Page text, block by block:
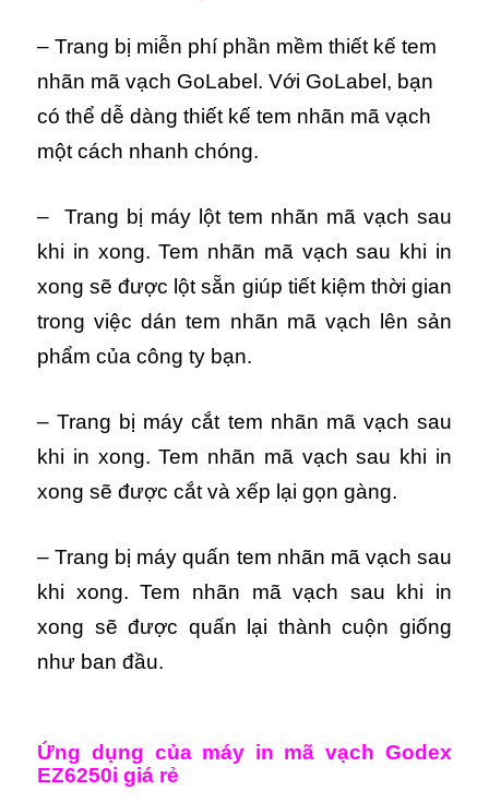
– Trang bị miễn phí phần mềm thiết kế tem
nhãn mã vạch GoLabel. Với GoLabel, bạn
có thể dễ dàng thiết kế tem nhãn mã vạch
một cách nhanh chóng.
– Trang bị máy lột tem nhãn mã vạch sau
khi in xong. Tem nhãn mã vạch sau khi in
xong sẽ được lột sẵn giúp tiết kiệm thời gian
trong việc dán tem nhãn mã vạch lên sản
phẩm của công ty bạn.
– Trang bị máy cắt tem nhãn mã vạch sau
khi in xong. Tem nhãn mã vạch sau khi in
xong sẽ được cắt và xếp lại gọn gàng.
– Trang bị máy quấn tem nhãn mã vạch sau
khi xong. Tem nhãn mã vạch sau khi in
xong sẽ được quấn lại thành cuộn giống
như ban đầu.
Ứng dụng của máy in mã vạch Godex
EZ6250i giá rẻ